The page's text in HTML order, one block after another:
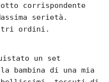
corrispondente
serietà.
ordini.
un set
bambina di una mia